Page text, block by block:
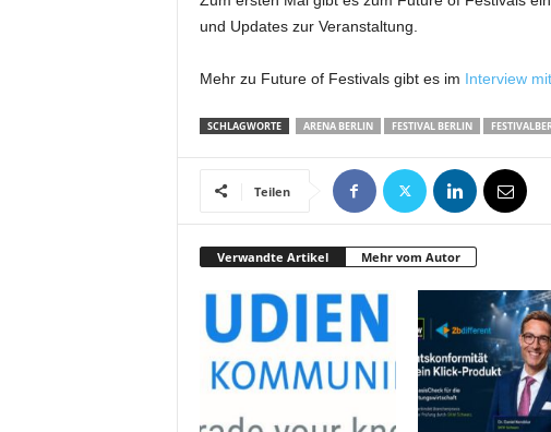
und Updates zur Veranstaltung.
Mehr zu Future of Festivals gibt es im Interview
SCHLAGWORTE ARENA BERLIN FESTIVAL BERLIN
Teilen
Verwandte Artikel Mehr vom Autor